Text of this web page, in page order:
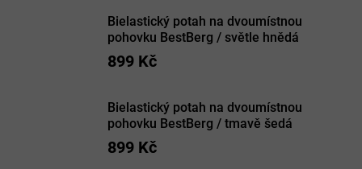
Bielastický potah na dvoumístnou
pohovku BestBerg / světle hnědá
899 Kč
Bielastický potah na dvoumístnou
pohovku BestBerg / tmavě šedá
899 Kč